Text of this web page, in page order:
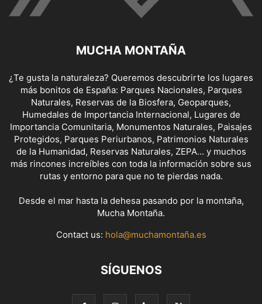
MUCHA MONTAÑA
¿Te gusta la naturaleza? Queremos descubrirte los lugares
más bonitos de España: Parques Nacionales, Parques
Naturales, Reservas de la Biosfera, Geoparques,
Humedales de Importancia Internacional, Lugares de
Importancia Comunitaria, Monumentos Naturales, Paisajes
Protegidos, Parques Periurbanos, Patrimonios Naturales
de la Humanidad, Reservas Naturales, ZEPA... y muchos
más rincones increíbles con toda la información sobre sus
rutas y entorno para que no te pierdas nada.
Desde el mar hasta la dehesa pasando por la montaña,
Mucha Montaña.
Contact us: hola@muchamontaña.es
SÍGUENOS